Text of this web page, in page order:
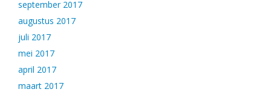
september 2017
augustus 2017
juli 2017
mei 2017
april 2017
maart 2017